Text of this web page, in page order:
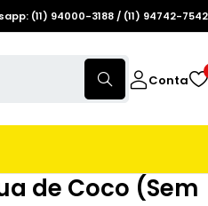
(11) 94000-3188 / (11) 94742-7542
Conta
de Coco (Sem